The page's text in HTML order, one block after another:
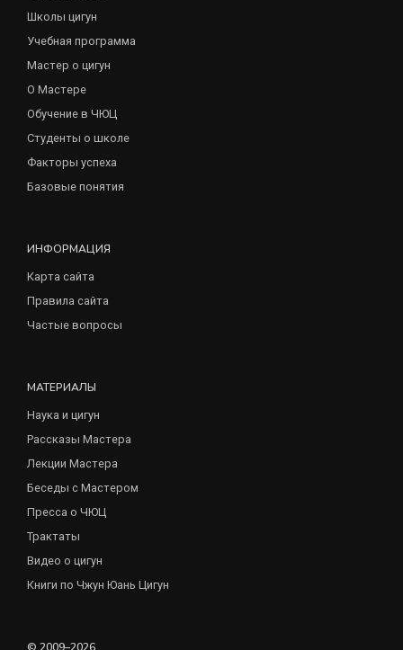
Школы цигун
Учебная программа
Мастер о цигун
О Мастере
Обучение в ЧЮЦ
Студенты о школе
Факторы успеха
Базовые понятия
ИНФОРМАЦИЯ
Карта сайта
Правила сайта
Частые вопросы
МАТЕРИАЛЫ
Наука и цигун
Рассказы Мастера
Лекции Мастера
Беседы с Мастером
Пресса о ЧЮЦ
Трактаты
Видео о цигун
Книги по Чжун Юань Цигун
© 2009–2026